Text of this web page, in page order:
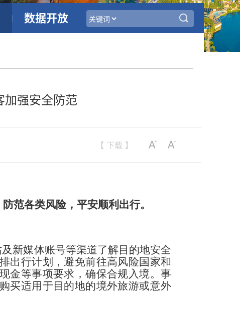
数据开放
加强安全防范
【 下载 】
范各类风险，平安顺利出行。
新媒体账号等渠道了解目的地安全
出行计划，避免前往高风险国家和
金等事项要求，确保合规入境。事
买适用于目的地的境外旅游或意外